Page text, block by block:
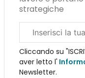
strategiche
aziendale
Cliccando su
aver letto l'
Newsletter.